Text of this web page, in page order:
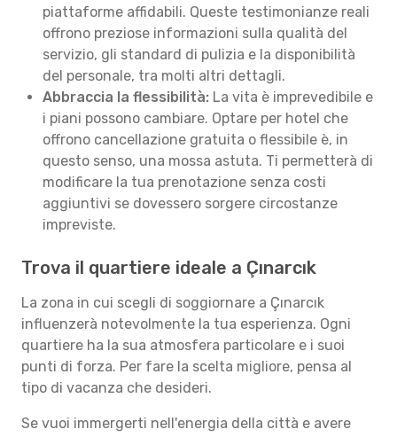
piattaforme affidabili. Queste testimonianze reali
offrono preziose informazioni sulla qualità del
servizio, gli standard di pulizia e la disponibilità
del personale, tra molti altri dettagli.
Abbraccia la flessibilità: La vita è imprevedibile e
i piani possono cambiare. Optare per hotel che
offrono cancellazione gratuita o flessibile è, in
questo senso, una mossa astuta. Ti permetterà di
modificare la tua prenotazione senza costi
aggiuntivi se dovessero sorgere circostanze
impreviste.
Trova il quartiere ideale a Çınarcık
La zona in cui scegli di soggiornare a Çınarcık
influenzerà notevolmente la tua esperienza. Ogni
quartiere ha la sua atmosfera particolare e i suoi
punti di forza. Per fare la scelta migliore, pensa al
tipo di vacanza che desideri.
Se vuoi immergerti nell'energia della città e avere